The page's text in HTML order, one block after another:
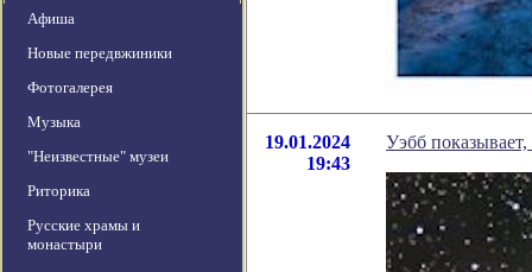
Афиша
Новые передвжиники
Фотогалерея
Музыка
"Неизвестные" музеи
Риторика
Русские храмы и
монастыри
19.01.2024
19:43
Уэбб